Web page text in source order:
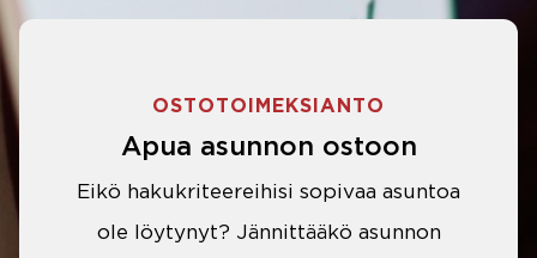
OSTOTOIMEKSIANTO
Apua asunnon ostoon
Eikö hakukriteereihisi sopivaa asuntoa
ole löytynyt? Jännittääkö asunnon